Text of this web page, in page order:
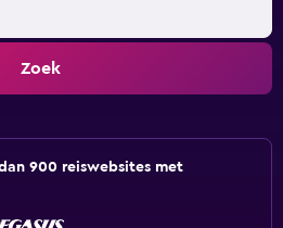
Zoek
900 reiswebsites met